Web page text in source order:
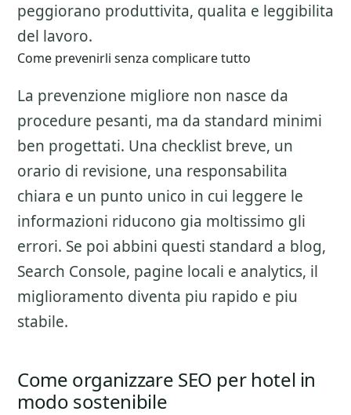
peggiorano produttivita, qualita e leggibilita
del lavoro.
Come prevenirli senza complicare tutto
La prevenzione migliore non nasce da
procedure pesanti, ma da standard minimi
ben progettati. Una checklist breve, un
orario di revisione, una responsabilita
chiara e un punto unico in cui leggere le
informazioni riducono gia moltissimo gli
errori. Se poi abbini questi standard a blog,
Search Console, pagine locali e analytics, il
miglioramento diventa piu rapido e piu
stabile.
Come organizzare SEO per hotel in
modo sostenibile